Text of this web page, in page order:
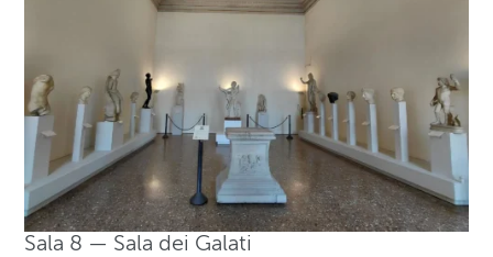
Sala 8 — Sala dei Galati